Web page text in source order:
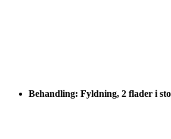
Behandling: Fyldning, 2 flader i